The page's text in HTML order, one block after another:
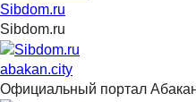
Sibdom.ru
Sibdom.ru
abakan.city
Официальный портал